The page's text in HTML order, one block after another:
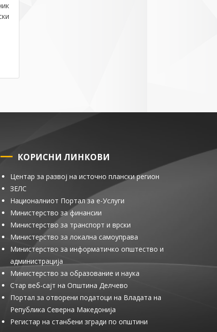
КОРИСНИ ЛИНКОВИ
Центар за развој на источно плански регион
ЗЕЛС
Националниот Портал за е-Услуги
Министерство за финансии
Министерство за транспорт и врски
Министерство за локална самоуправа
Министерство за информатичко општество и
администрација
Министерство за образование и наука
Стар веб-сајт на Општина Делчево
Портал за отворени податоци на Владата на
Република Северна Македонија
Регистар на станбени згради по општини